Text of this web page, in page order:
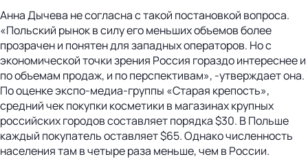
Анна Дычева не согласна с такой постановкой вопроса.
«Польский рынок в силу его меньших объемов более
прозрачен и понятен для западных операторов. Но с
экономической точки зрения Россия гораздо интереснее и
по объемам продаж, и по перспективам», -утверждает она.
По оценке экспо-медиа-группы «Старая крепость»,
средний чек покупки косметики в магазинах крупных
российских городов составляет порядка $30. В Польше
каждый покупатель оставляет $65. Однако численность
населения там в четыре раза меньше, чем в России.